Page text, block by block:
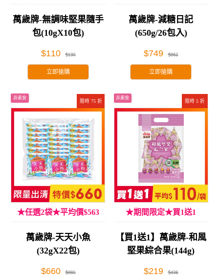
萬歲牌-無調味堅果隨手
包(10gX10包)
$110 $130
立即搶購
萬歲牌-減糖日記
(650g/26包入)
$749 $862
立即搶購
限時 75 折
非素食
★任選2袋★平均價$563
萬歲牌-天天小魚
(32gX22包)
$660 $880
限時 5 折
非素食
★期間限定★買1送1
【買1送1】萬歲牌-和風
堅果綜合果(144g)
$219 $438